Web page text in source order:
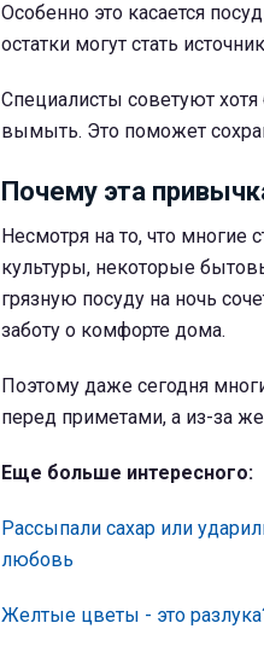
Особенно это касается
остатки могут стать
Специалисты советуют
вымыть. Это поможет
Почему эта
Несмотря на то, что
культуры, некоторые
грязную посуду на ночь
заботу о комфорте дома.
Поэтому даже сегодня
перед приметами, а из-за
Еще больше интересного:
Рассыпали сахар или
любовь
Желтые цветы - это